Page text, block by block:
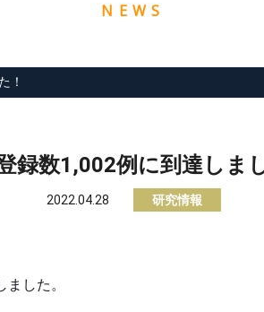
NEWS
！
録数1,002例に到達しま
2022.04.28 研究情報
ました。